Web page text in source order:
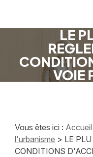
LE
VOIE
Vous êtes ici : Accueil
l'urbanisme > LE
CONDITIONS